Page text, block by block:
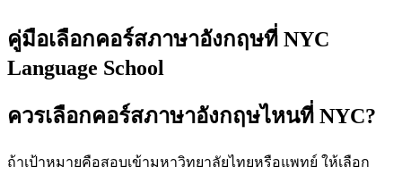
คู่มือเลือกคอร์สภาษาอังกฤษที่ NYC
Language School
ควรเลือกคอร์สภาษาอังกฤษไหนที่ NYC?
ถ้าเป้าหมายคือสอบเข้ามหาวิทยาลัยไทยหรือแพทย์ ให้เลือก